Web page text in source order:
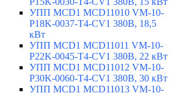
УПП MCD1 MCD11010 VM-10-
P18K-0037-T4-CV1 380В, 18,5
кВт
УПП MCD1 MCD11011 VM-10-
P22K-0045-T4-CV1 380В, 22 кВт
УПП MCD1 MCD11012 VM-10-
P30K-0060-T4-CV1 380В, 30 кВт
УПП MCD1 MCD11013 VM-10-